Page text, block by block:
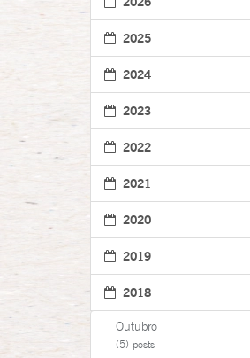
2025
2024
2023
2022
2021
2020
2019
2018
Outubro
(5) posts